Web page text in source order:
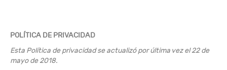
POLÍTICA DE PRIVACIDAD
Esta Política de privacidad se actualizó por última vez el 22 de
mayo de 2018.